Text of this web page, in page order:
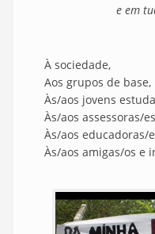
e em
À sociedade,
Aos grupos de base,
Às/aos jovens
Às/aos assessoras/
Às/aos educadoras/
Às/aos amigas/os e